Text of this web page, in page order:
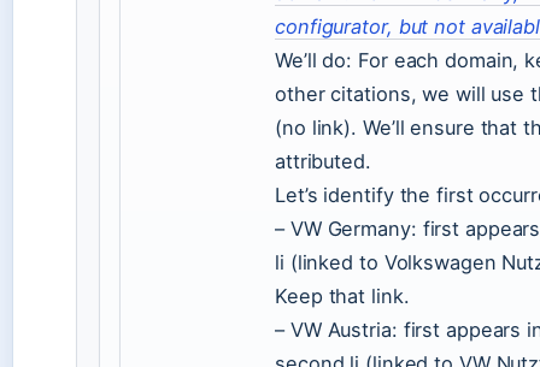
configurator, but not
We’ll do: For each domain,
other citations, we will use
(no link). We’ll ensure that
attributed.
Let’s identify the first
– VW Germany: first
li (linked to Volkswagen
Keep that link.
– VW Austria: first appears